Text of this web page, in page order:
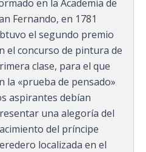
en la Academia de
Fernando, en 1781
el segundo premio
el concurso de pintura de
clase, para el que
la «prueba de pensado»
aspirantes debían
una alegoría del
del príncipe
localizada en el